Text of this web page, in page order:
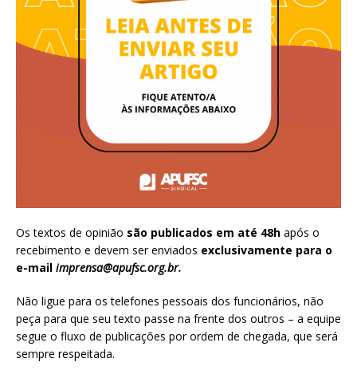
Os textos de opinião são publicados em até 48h após o
recebimento e devem ser enviados exclusivamente para o
e-mail imprensa@apufsc.org.br.
Não ligue para os telefones pessoais dos funcionários, não
peça para que seu texto passe na frente dos outros – a equipe
segue o fluxo de publicações por ordem de chegada, que será
sempre respeitada.